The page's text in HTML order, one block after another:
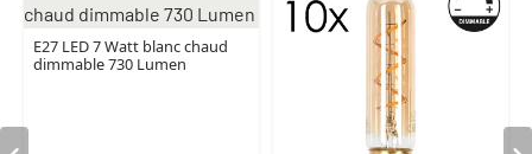
E27 LED 7 Watt blanc chaud
dimmable 730 Lumen